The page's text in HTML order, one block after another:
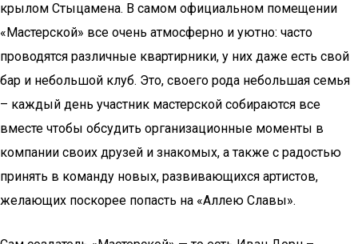
крылом Стыцамена. В самом официальном помещении
«Мастерской» все очень атмосферно и уютно: часто
проводятся различные квартирники, у них даже есть свой
бар и небольшой клуб. Это, своего рода небольшая семья
– каждый день участник мастерской собираются все
вместе чтобы обсудить организационные моменты в
компании своих друзей и знакомых, а также с радостью
принять в команду новых, развивающихся артистов,
желающих поскорее попасть на «Аллею Славы».